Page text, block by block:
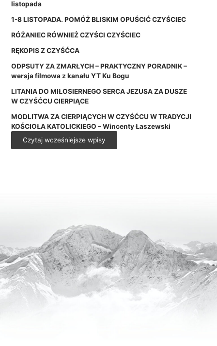
listopada
1-8 LISTOPADA. POMÓŻ BLISKIM OPUŚCIĆ CZYŚCIEC
RÓŻANIEC RÓWNIEŻ CZYŚCI CZYŚCIEC
RĘKOPIS Z CZYŚĆCA
ODPSUTY ZA ZMARŁYCH – PRAKTYCZNY PORADNIK –
wersja filmowa z kanału YT Ku Bogu
LITANIA DO MIŁOSIERNEGO SERCA JEZUSA ZA DUSZE
W CZYŚĆCU CIERPIĄCE
MODLITWA ZA CIERPIĄCYCH W CZYŚĆCU W TRADYCJI
KOŚCIOŁA KATOLICKIEGO – Wincenty Łaszewski
Czytaj wcześniejsze wpisy